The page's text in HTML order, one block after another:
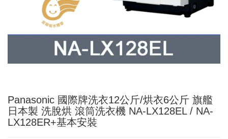
Panasonic 國際牌洗衣12公斤/烘衣6公斤 旗艦
日本製 洗脫烘 滾筒洗衣機 NA-LX128EL / NA-
LX128ER+基本安裝